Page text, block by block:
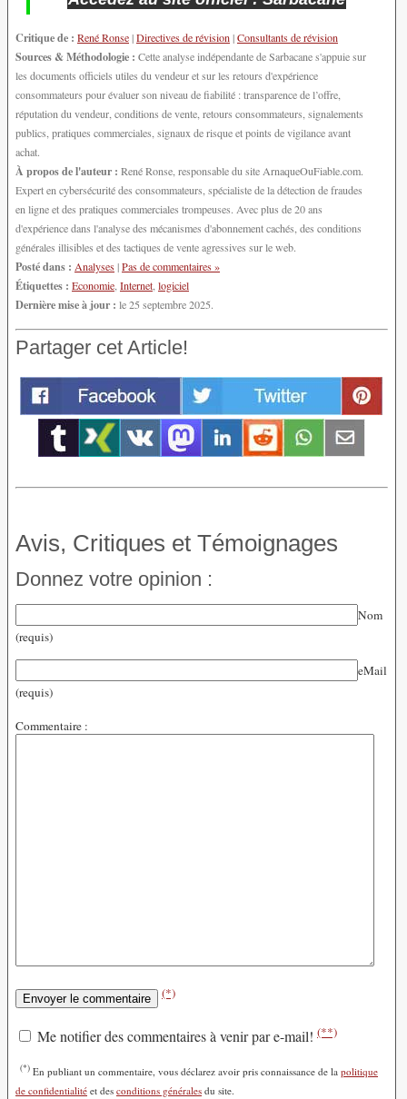
Critique de : René Ronse|Directives de révision|Consultants de révision
Sources & Méthodologie : Cette analyse indépendante de Sarbacane s'appuie sur
les documents officiels utiles du vendeur et sur les retours d'expérience
consommateurs pour évaluer son niveau de fiabilité : transparence de l’offre,
réputation du vendeur, conditions de vente, retours consommateurs, signalements
publics, pratiques commerciales, signaux de risque et points de vigilance avant
achat.
À propos de l'auteur : René Ronse, responsable du site ArnaqueOuFiable.com.
Expert en cybersécurité des consommateurs, spécialiste de la détection de fraudes
en ligne et des pratiques commerciales trompeuses. Avec plus de 20 ans
d'expérience dans l'analyse des mécanismes d'abonnement cachés, des conditions
générales illisibles et des tactiques de vente agressives sur le web.
Posté dans : Analyses|Pas de commentaires »
Étiquettes : Economie Internet logiciel
Dernière mise à jour : le 25 septembre 2025.
Partager cet Article!
Avis, Critiques et Témoignages
Donnez votre opinion :
Nom
(requis)
eMail
(requis)
Commentaire :
(*)
Me notifier des commentaires à venir par e-mail! (**)
(*) En publiant un commentaire, vous déclarez avoir pris connaissance de la politique
de confidentialité et des conditions générales du site.